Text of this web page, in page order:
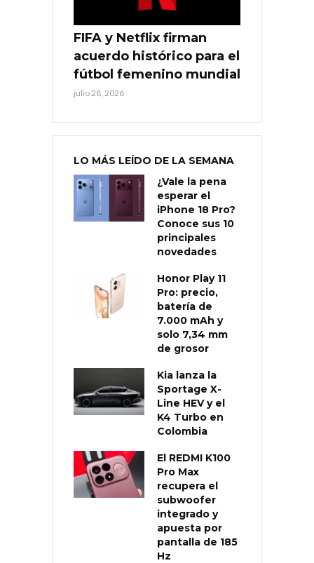
FIFA y Netflix firman
acuerdo histórico para el
fútbol femenino mundial
julio 28, 2026
LO MÁS LEÍDO DE LA SEMANA
¿Vale la pena
esperar el
iPhone 18 Pro?
Conoce sus 10
principales
novedades
Honor Play 11
Pro: precio,
batería de
7.000 mAh y
solo 7,34 mm
de grosor
Kia lanza la
Sportage X-
Line HEV y el
K4 Turbo en
Colombia
El REDMI K100
Pro Max
recupera el
subwoofer
integrado y
apuesta por
pantalla de 185
Hz